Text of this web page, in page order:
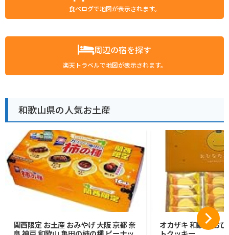
食べログで地図が表示されます。
周辺の宿を探す
楽天トラベルで地図が表示されます。
和歌山県の人気お土産
関西限定 お土産 おみやげ 大阪 京都 奈
オカザキ 和歌山 お